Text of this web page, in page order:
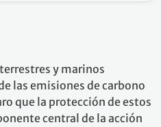
y marinos
las emisiones de carbono
que la protección de estos
central de la acción